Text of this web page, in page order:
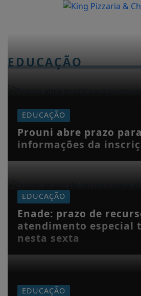
EDUCAÇÃO
EDUCAÇÃO
Prouni abre prazo
informações da
EDUCAÇÃO
Enade: prazo de
atendimento especial
nesta sexta
EDUCAÇÃO